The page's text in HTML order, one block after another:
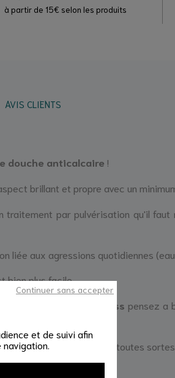
et de suivi afin
Continuer sans accepter
à partir de 15€ selon les produits
AVIS CLIENTS
douche anticalcaire !
brillant et propre avec un
par pulvérisation qu'il faut
liée aux agressions quotidiennes
bien plus facile.
de votre verre Timeless pensez a
vous permet de créer toutes